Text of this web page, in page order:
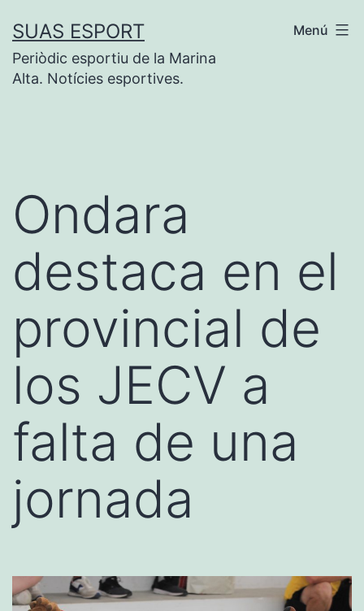
contenido
SUAS ESPORT
Periòdic esportiu de la Marina
Alta. Notícies esportives.
Menú
Ondara
destaca en el
provincial de
los JECV a
falta de una
jornada